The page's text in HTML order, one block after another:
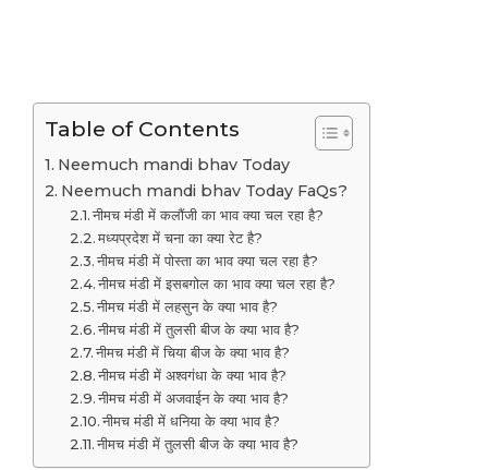
Table of Contents
Neemuch mandi bhav Today
Neemuch mandi bhav Today FaQs?
नीमच मंडी में कलौंजी का भाव क्या चल रहा है?
मध्यप्रदेश में चना का क्या रेट है?
नीमच मंडी में पोस्ता का भाव क्या चल रहा है?
नीमच मंडी में इसबगोल का भाव क्या चल रहा है?
नीमच मंडी में लहसुन के क्या भाव है?
नीमच मंडी में तुलसी बीज के क्या भाव है?
नीमच मंडी में चिया बीज के क्या भाव है?
नीमच मंडी में अश्वगंधा के क्या भाव है?
नीमच मंडी में अजवाईन के क्या भाव है?
नीमच मंडी में धनिया के क्या भाव है?
नीमच मंडी में तुलसी बीज के क्या भाव है?